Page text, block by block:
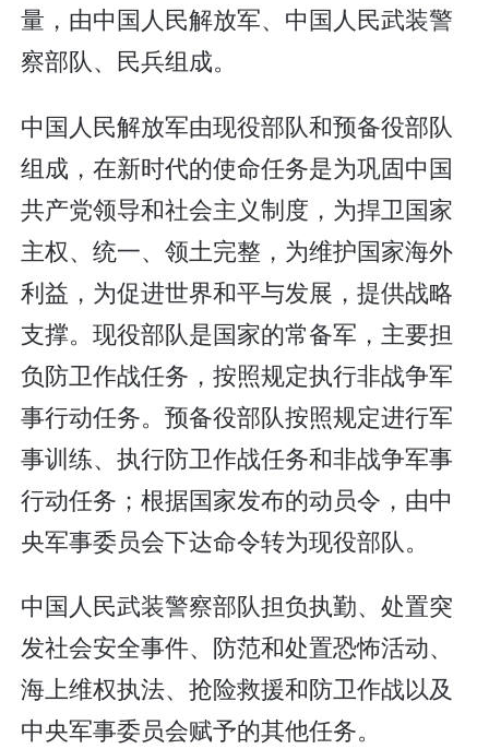
量，由中国人民解放军、中国人民武装警
察部队、民兵组成。
中国人民解放军由现役部队和预备役部队
组成，在新时代的使命任务是为巩固中国
共产党领导和社会主义制度，为捍卫国家
主权、统一、领土完整，为维护国家海外
利益，为促进世界和平与发展，提供战略
支撑。现役部队是国家的常备军，主要担
负防卫作战任务，按照规定执行非战争军
事行动任务。预备役部队按照规定进行军
事训练、执行防卫作战任务和非战争军事
行动任务；根据国家发布的动员令，由中
央军事委员会下达命令转为现役部队。
中国人民武装警察部队担负执勤、处置突
发社会安全事件、防范和处置恐怖活动、
海上维权执法、抢险救援和防卫作战以及
中央军事委员会赋予的其他任务。